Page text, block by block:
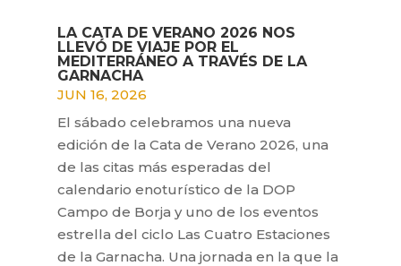
LA CATA DE VERANO 2026 NOS
LLEVÓ DE VIAJE POR EL
MEDITERRÁNEO A TRAVÉS DE LA
GARNACHA
JUN 16, 2026
El sábado celebramos una nueva
edición de la Cata de Verano 2026, una
de las citas más esperadas del
calendario enoturístico de la DOP
Campo de Borja y uno de los eventos
estrella del ciclo Las Cuatro Estaciones
de la Garnacha. Una jornada en la que la